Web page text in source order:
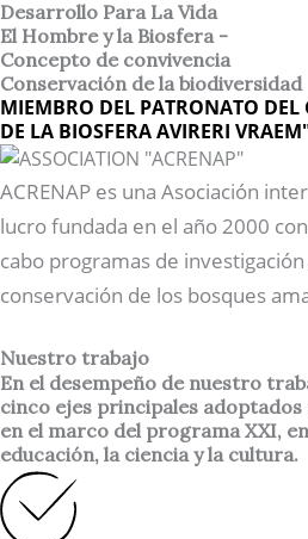
Ir
al
contenido
Desarrollo Para La Vida
El Hombre y la Biosfera -
Concepto de convivencia
Conservación de la biodiversidad
MIEMBRO DEL PATRONATO DEL
DE LA BIOSFERA AVIRERI
ACRENAP es una Asociación
lucro fundada en el año 2000
cabo programas de
conservación de los bosques
Nuestro trabajo
En el desempeño de nuestro
cinco ejes principales
en el marco del programa XXI,
educación, la ciencia y la cultura.